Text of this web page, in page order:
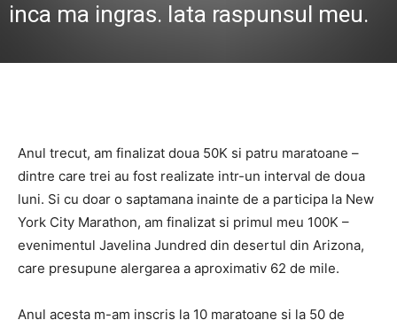
inca ma ingras. Iata raspunsul meu.
Anul trecut, am finalizat doua 50K si patru maratoane –
dintre care trei au fost realizate intr-un interval de doua
luni. Si cu doar o saptamana inainte de a participa la New
York City Marathon, am finalizat si primul meu 100K –
evenimentul Javelina Jundred din desertul din Arizona,
care presupune alergarea a aproximativ 62 de mile.
Anul acesta m-am inscris la 10 maratoane si la 50 de